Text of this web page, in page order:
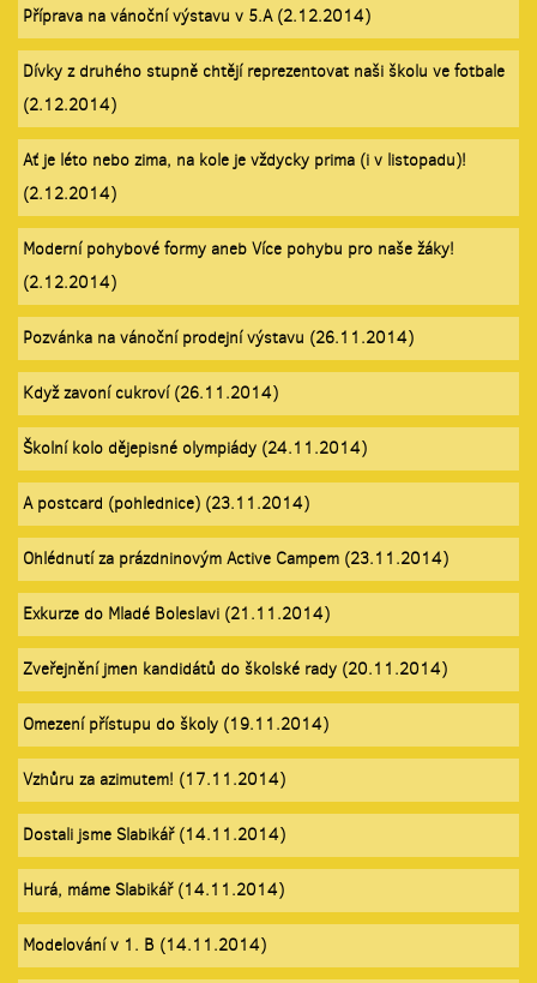
Příprava na vánoční výstavu v 5.A (2.12.2014)
Dívky z druhého stupně chtějí reprezentovat naši školu ve fotbale
(2.12.2014)
Ať je léto nebo zima, na kole je vždycky prima (i v listopadu)!
(2.12.2014)
Moderní pohybové formy aneb Více pohybu pro naše žáky!
(2.12.2014)
Pozvánka na vánoční prodejní výstavu (26.11.2014)
Když zavoní cukroví (26.11.2014)
Školní kolo dějepisné olympiády (24.11.2014)
A postcard (pohlednice) (23.11.2014)
Ohlédnutí za prázdninovým Active Campem (23.11.2014)
Exkurze do Mladé Boleslavi (21.11.2014)
Zveřejnění jmen kandidátů do školské rady (20.11.2014)
Omezení přístupu do školy (19.11.2014)
Vzhůru za azimutem! (17.11.2014)
Dostali jsme Slabikář (14.11.2014)
Hurá, máme Slabikář (14.11.2014)
Modelování v 1. B (14.11.2014)